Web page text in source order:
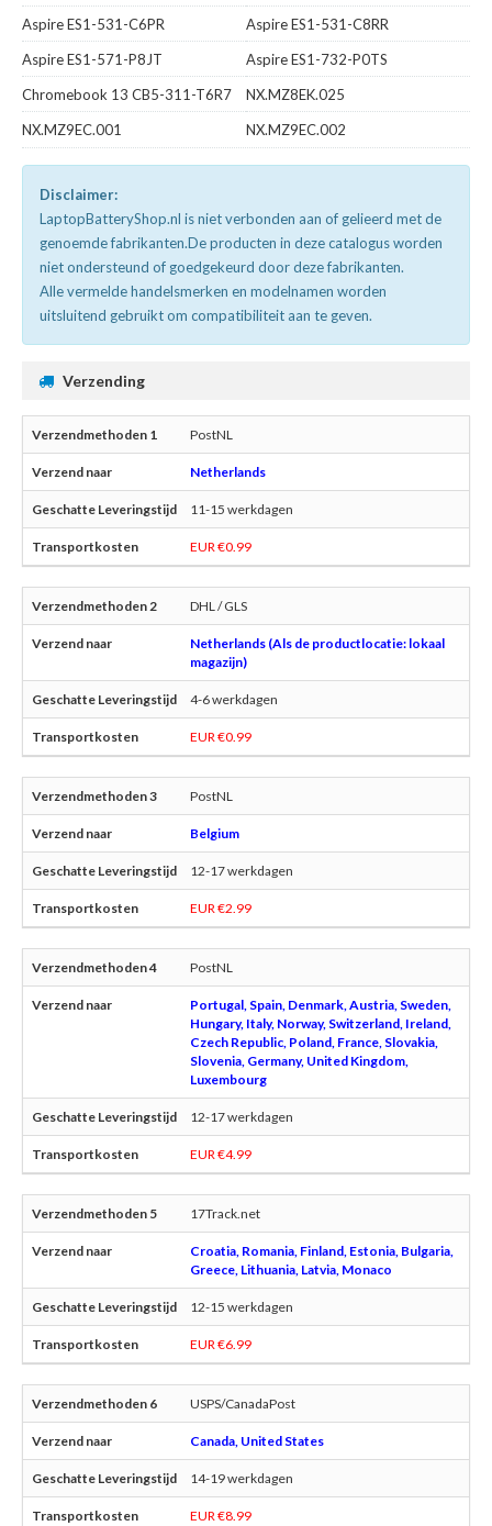
Aspire ES1-531-C6PR
Aspire ES1-531-C8RR
Aspire ES1-571-P8JT
Aspire ES1-732-P0TS
Chromebook 13 CB5-311-T6R7
NX.MZ8EK.025
NX.MZ9EC.001
NX.MZ9EC.002
Disclaimer:
LaptopBatteryShop.nl is niet verbonden aan of gelieerd met de
genoemde fabrikanten.De producten in deze catalogus worden
niet ondersteund of goedgekeurd door deze fabrikanten.
Alle vermelde handelsmerken en modelnamen worden
uitsluitend gebruikt om compatibiliteit aan te geven.
Verzending
PostNL
Netherlands
11-15 werkdagen
EUR €0.99
DHL / GLS
Netherlands (Als de productlocatie: lokaal
magazijn)
4-6 werkdagen
EUR €0.99
PostNL
Belgium
12-17 werkdagen
EUR €2.99
PostNL
Portugal, Spain, Denmark, Austria, Sweden,
Hungary, Italy, Norway, Switzerland, Ireland,
Czech Republic, Poland, France, Slovakia,
Slovenia, Germany, United Kingdom,
Luxembourg
12-17 werkdagen
EUR €4.99
17Track.net
Croatia, Romania, Finland, Estonia, Bulgaria,
Greece, Lithuania, Latvia, Monaco
12-15 werkdagen
EUR €6.99
USPS/CanadaPost
Canada, United States
14-19 werkdagen
EUR €8.99